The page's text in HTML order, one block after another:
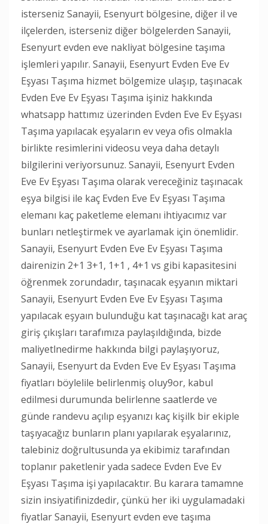
isterseniz Sanayii, Esenyurt bölgesine, diğer il ve
ilçelerden, isterseniz diğer bölgelerden Sanayii,
Esenyurt evden eve nakliyat bölgesine taşıma
işlemleri yapılır. Sanayii, Esenyurt Evden Eve Ev
Eşyası Taşıma hizmet bölgemize ulaşıp, taşınacak
Evden Eve Ev Eşyası Taşıma işiniz hakkında
whatsapp hattımız üzerinden Evden Eve Ev Eşyası
Taşıma yapılacak eşyaların ev veya ofis olmakla
birlikte resimlerini videosu veya daha detaylı
bilgilerini veriyorsunuz. Sanayii, Esenyurt Evden
Eve Ev Eşyası Taşıma olarak vereceğiniz taşınacak
eşya bilgisi ile kaç Evden Eve Ev Eşyası Taşıma
elemanı kaç paketleme elemanı ihtiyacımız var
bunları netleştirmek ve ayarlamak için önemlidir.
Sanayii, Esenyurt Evden Eve Ev Eşyası Taşıma
dairenizin 2+1 3+1, 1+1 , 4+1 vs gibi kapasitesini
öğrenmek zorundadır, taşınacak eşyanın miktari
Sanayii, Esenyurt Evden Eve Ev Eşyası Taşıma
yapılacak eşyaın bulunduğu kat taşınacağı kat araç
giriş çıkışları tarafımıza paylaşıldığında, bizde
maliyetlnedirme hakkında bilgi paylaşıyoruz,
Sanayii, Esenyurt da Evden Eve Ev Eşyası Taşıma
fiyatları böylelile belirlenmiş oluy9or, kabul
edilmesi durumunda belirlenne saatlerde ve
günde randevu açılıp eşyanızı kaç kişilk bir ekiple
taşıyacağız bunların planı yapılarak eşyalarınız,
talebiniz doğrultusunda ya ekibimiz tarafından
toplanır paketlenir yada sadece Evden Eve Ev
Eşyası Taşıma işi yapılacaktır. Bu karara tamamne
sizin insiyatifinizdedir, çünkü her iki uygulamadaki
fiyatlar Sanayii, Esenyurt evden eve taşıma